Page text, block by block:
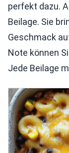
perfekt dazu.
Beilage. Sie
Geschmack
Note können
Jede Beilage